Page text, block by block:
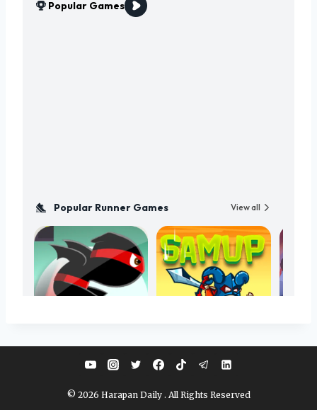
© 2026 Harapan Daily . All Rights Reserved